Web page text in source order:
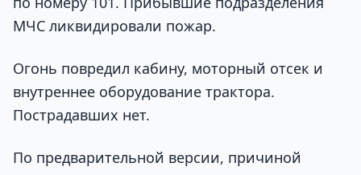
МЧС ликвидировали пожар.
Огонь повредил кабину, моторный отсек и
внутреннее оборудование трактора.
Пострадавших нет.
По предварительной версии, причиной